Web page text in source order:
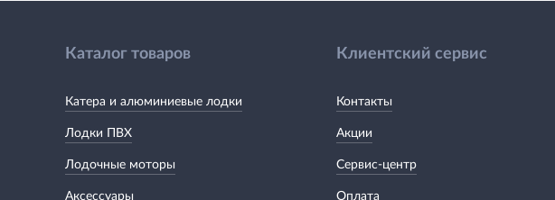
Каталог товаров
Катера и алюминиевые лодки
Лодки ПВХ
Лодочные моторы
Аксессуары
Клиентский сервис
Контакты
Акции
Сервис-центр
Оплата